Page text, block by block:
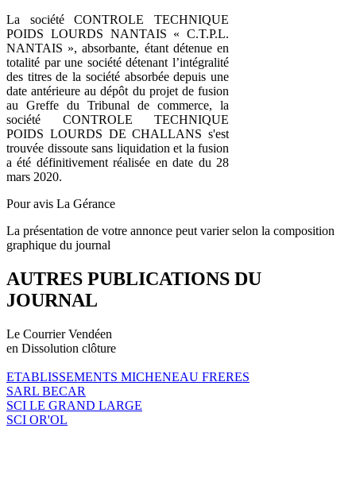
La société CONTROLE TECHNIQUE
POIDS LOURDS NANTAIS « C.T.P.L.
NANTAIS », absorbante, étant détenue en
totalité par une société détenant l’intégralité
des titres de la société absorbée depuis une
date antérieure au dépôt du projet de fusion
au Greffe du Tribunal de commerce, la
société CONTROLE TECHNIQUE
POIDS LOURDS DE CHALLANS s'est
trouvée dissoute sans liquidation et la fusion
a été définitivement réalisée en date du 28
mars 2020.
Pour avis La Gérance
La présentation de votre annonce peut varier selon la composition
graphique du journal
AUTRES PUBLICATIONS DU
JOURNAL
Le Courrier Vendéen
en Dissolution clôture
ETABLISSEMENTS MICHENEAU FRERES
SARL BECAR
SCI LE GRAND LARGE
SCI OR'OL